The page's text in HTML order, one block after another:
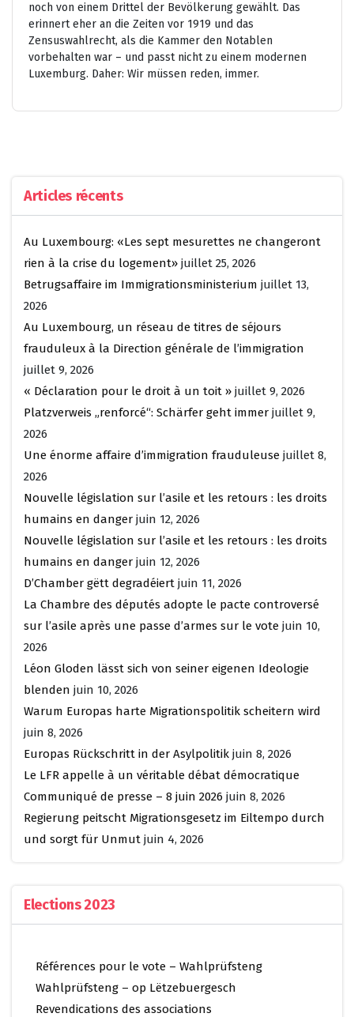
noch von einem Drittel der Bevölkerung gewählt. Das
erinnert eher an die Zeiten vor 1919 und das
Zensuswahlrecht, als die Kammer den Notablen
vorbehalten war – und passt nicht zu einem modernen
Luxemburg. Daher: Wir müssen reden, immer.
Articles récents
Au Luxembourg: «Les sept mesurettes ne changeront
rien à la crise du logement» juillet 25, 2026
Betrugsaffaire im Immigrationsministerium juillet 13,
2026
Au Luxembourg, un réseau de titres de séjours
frauduleux à la Direction générale de l’immigration
juillet 9, 2026
« Déclaration pour le droit à un toit » juillet 9, 2026
Platzverweis „renforcé“: Schärfer geht immer juillet 9,
2026
Une énorme affaire d’immigration frauduleuse juillet 8,
2026
Nouvelle législation sur l’asile et les retours : les droits
humains en danger juin 12, 2026
Nouvelle législation sur l’asile et les retours : les droits
humains en danger juin 12, 2026
D’Chamber gëtt degradéiert juin 11, 2026
La Chambre des députés adopte le pacte controversé
sur l’asile après une passe d’armes sur le vote juin 10,
2026
Léon Gloden lässt sich von seiner eigenen Ideologie
blenden juin 10, 2026
Warum Europas harte Migrationspolitik scheitern wird
juin 8, 2026
Europas Rückschritt in der Asylpolitik juin 8, 2026
Le LFR appelle à un véritable débat démocratique
Communiqué de presse – 8 juin 2026 juin 8, 2026
Regierung peitscht Migrationsgesetz im Eiltempo durch
und sorgt für Unmut juin 4, 2026
Elections 2023
Références pour le vote – Wahlprüfsteng
Wahlprüfsteng – op Lëtzebuergesch
Revendications des associations